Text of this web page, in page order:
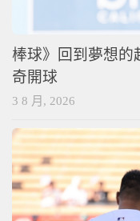
棒球》回到夢想的
奇開球
3 8 月, 2026